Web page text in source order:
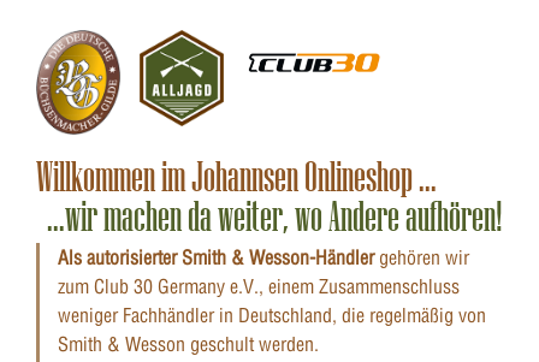
Willkommen im Johannsen Onlineshop ...
...wir machen da weiter, wo Andere aufhören!
Als autorisierter Smith & Wesson-Händlergehören wir
zum Club 30 Germany e.V., einem Zusammenschluss
weniger Fachhändler in Deutschland, die regelmäßig von
Smith & Wesson geschult werden.